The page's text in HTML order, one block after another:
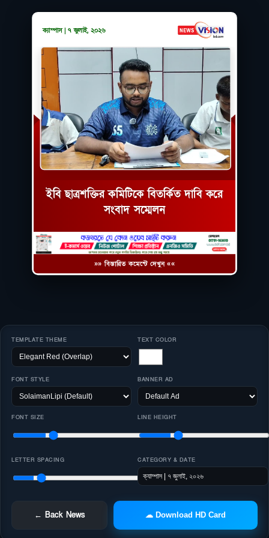
ক্যাম্পাস | ৭ জুলাই, ২০২৬
ইবি ছাত্রশক্তির কমিটিকে বিতর্কিত দাবি করে
সংবাদ সম্মেলন
»» বিস্তারিত কমেন্টে দেখুন ««
TEMPLATE THEME TEXT COLOR
FONT STYLE BANNER AD
FONT SIZE LINE HEIGHT
LETTER SPACING CATEGORY & DATE
← Back News ☁ Download HD Card